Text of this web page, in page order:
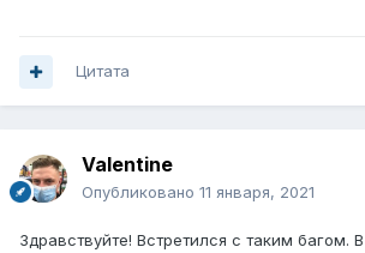
Цитата
Valentine
Опубликовано 11 января, 2021
Здравствуйте! Встретился с таким багом.